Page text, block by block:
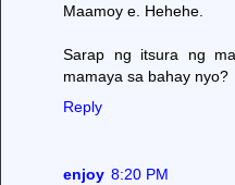
Maamoy e. Hehehe.
Sarap ng itsura ng
mamaya sa bahay nyo?
Reply
enjoy 8:20 PM